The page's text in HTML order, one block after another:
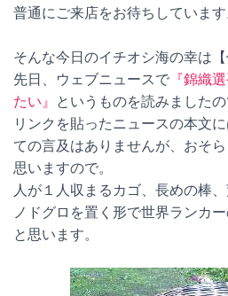
普通にご来店をお待ちしています
そんな今日のイチオシ海の幸は
先日、ウェブニュースで 『錦織
たい』 というものを読みましたの
リンクを貼ったニュースの本文
ての言及はありませんが、おそ
思いますので。
人が１人収まるカゴ、長めの棒
ノドグロを置く形で世界ランカ
と思います。